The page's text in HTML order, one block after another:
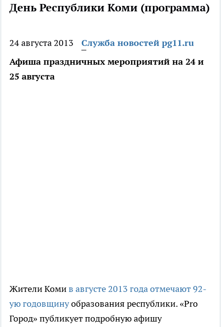
День Республики Коми (программа)
24 августа 2013
Служба новостей pg11.ru
Афиша праздничных мероприятий на 24 и
25 августа
Жители Комив августе 2013 года отмечают 92-
ую годовщинуобразования республики. «Pro
Город» публикует подробную афишу